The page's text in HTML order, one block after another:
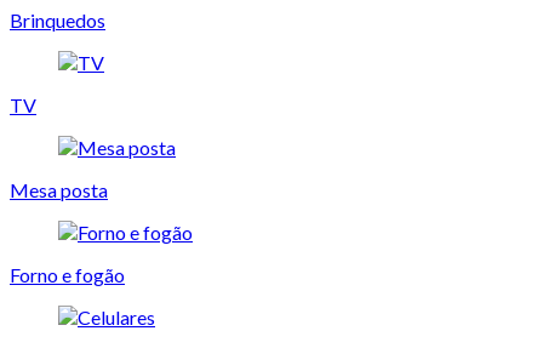
Brinquedos
TV
Mesa posta
Forno e fogão